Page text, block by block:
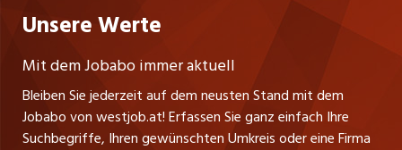
Führungspositionen
Impressum
jobzüri.ch
jobmittelland.ch
jobbern.ch
Gutenbergstrasse 1
A-6858 Schwarzach
Stefan Spötl
Tel. +43 664 39 47 47 7
Leiter westjob.at
Unsere Werte
Mit dem Jobabo immer aktuell
Bleiben Sie jederzeit auf dem neusten Stand mit dem
Jobabo von westjob.at! Erfassen Sie ganz einfach Ihre
Suchbegriffe, Ihren gewünschten Umkreis oder eine Firma